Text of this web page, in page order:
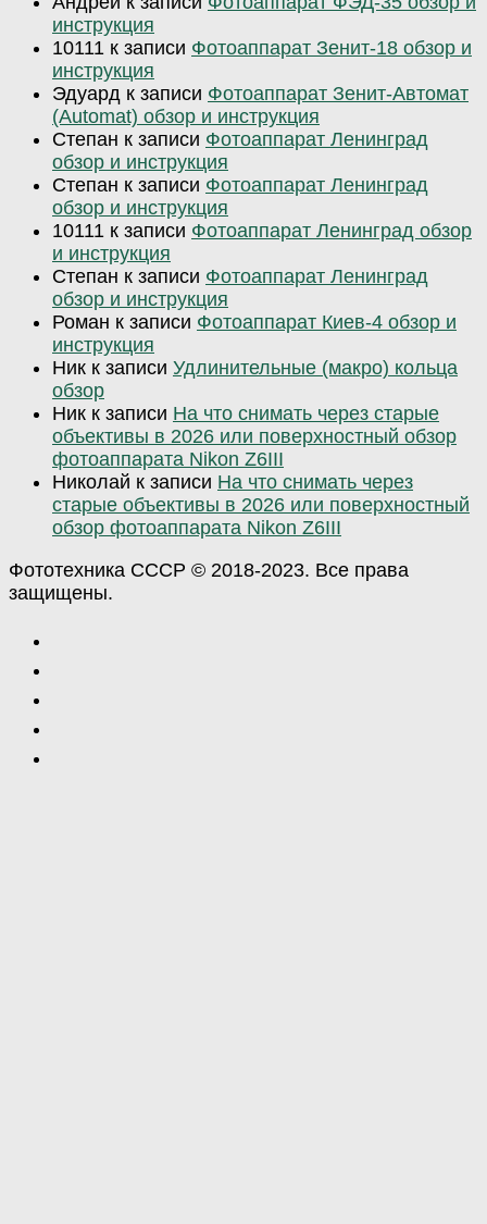
инструкция
10111 к записи Фотоаппарат Зенит-18 обзор и
инструкция
Эдуард к записи Фотоаппарат Зенит-Автомат
(Automat) обзор и инструкция
Степан к записи Фотоаппарат Ленинград
обзор и инструкция
Степан к записи Фотоаппарат Ленинград
обзор и инструкция
10111 к записи Фотоаппарат Ленинград обзор
и инструкция
Степан к записи Фотоаппарат Ленинград
обзор и инструкция
Роман к записи Фотоаппарат Киев-4 обзор и
инструкция
Ник к записи Удлинительные (макро) кольца
обзор
Ник к записи На что снимать через старые
объективы в 2026 или поверхностный обзор
фотоаппарата Nikon Z6III
Николай к записи На что снимать через
старые объективы в 2026 или поверхностный
обзор фотоаппарата Nikon Z6III
Фототехника СССР © 2018-2023. Все права
защищены.